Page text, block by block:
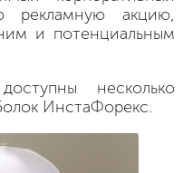
рекламную акцию,
и потенциальным
несколько
ИнстаФорекс.